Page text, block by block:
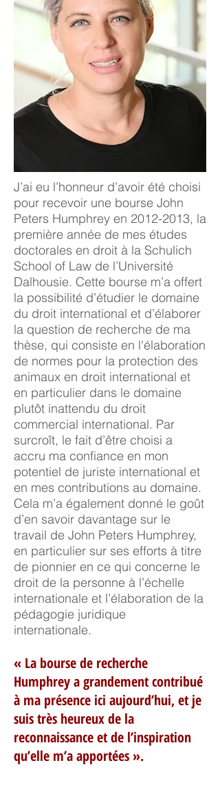
J’ai eu l’honneur d’avoir été choisi
pour recevoir une bourse John
Peters Humphrey en 2012-2013, la
première année de mes études
doctorales en droit à la Schulich
School of Law de l’Université
Dalhousie. Cette bourse m’a offert
la possibilité d’étudier le domaine
du droit international et d’élaborer
la question de recherche de ma
thèse, qui consiste en l'élaboration
de normes pour la protection des
animaux en droit international et
en particulier dans le domaine
plutôt inattendu du droit
commercial international. Par
surcroît, le fait d’être choisi a
accru ma confiance en mon
potentiel de juriste international et
en mes contributions au domaine.
Cela m’a également donné le goût
d’en savoir davantage sur le
travail de John Peters Humphrey,
en particulier sur ses efforts à titre
de pionnier en ce qui concerne le
droit de la personne à l’échelle
internationale et l’élaboration de la
pédagogie juridique
internationale.
« La bourse de recherche
Humphrey a grandement contribué
à ma présence ici aujourd’hui, et je
suis très heureux de la
reconnaissance et de l’inspiration
qu’elle m’a apportées ».